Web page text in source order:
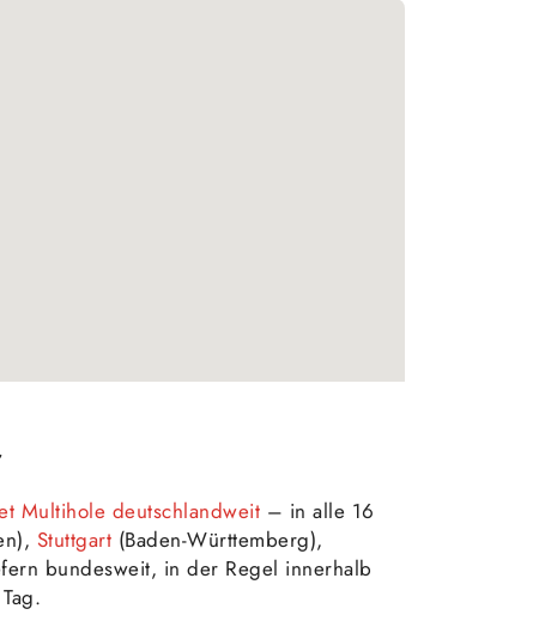
Multihole deutschlandweit – in alle 16
Stuttgart (Baden-Württemberg),
bundesweit, in der Regel innerhalb